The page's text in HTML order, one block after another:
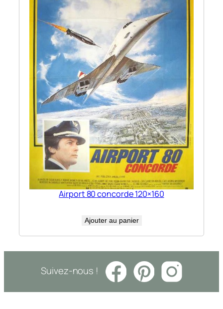
Airport 80 concorde 120×160
Ajouter au panier
Suivez-nous !